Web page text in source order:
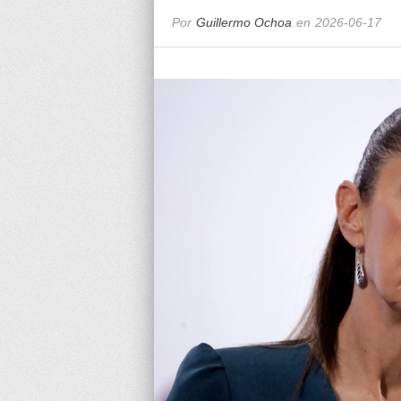
Por Guillermo Ochoa en 2026-06-17